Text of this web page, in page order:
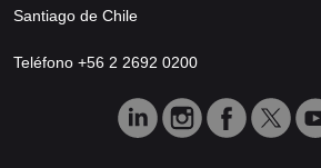
Santiago de Chile
Teléfono +56 2 2692 0200